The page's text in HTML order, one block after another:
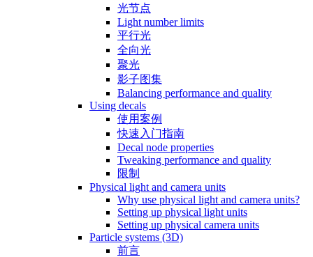
光节点
Light number limits
平行光
全向光
聚光
影子图集
Balancing performance and quality
Using decals
使用案例
快速入门指南
Decal node properties
Tweaking performance and quality
限制
Physical light and camera units
Why use physical light and camera units?
Setting up physical light units
Setting up physical camera units
Particle systems (3D)
前言